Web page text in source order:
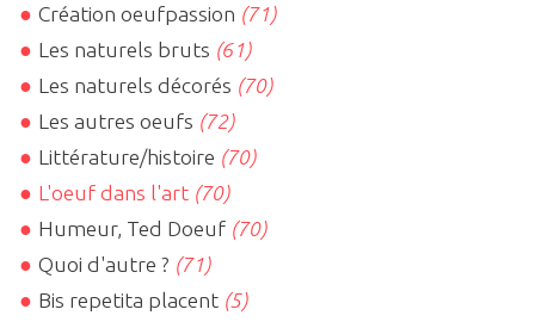
Création oeufpassion (71)
Les naturels bruts (61)
Les naturels décorés (70)
Les autres oeufs (72)
Littérature/histoire (70)
L'oeuf dans l'art (70)
Humeur, Ted Doeuf (70)
Quoi d'autre ? (71)
Bis repetita placent (5)